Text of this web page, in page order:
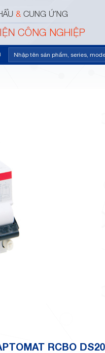
&CUNG ỨNG
CÔNG NGHIỆP
RCBO